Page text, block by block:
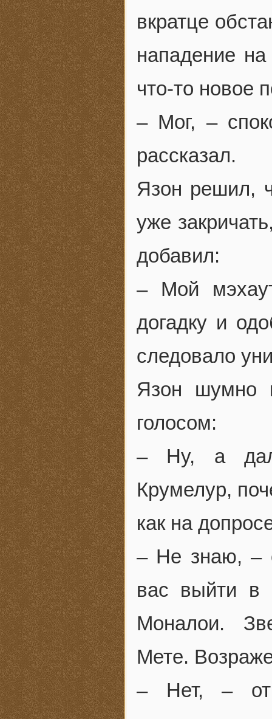
вкратце
нападение
что-то новое
– Мог, –
рассказал.
Язон решил,
уже
добавил:
– Мой
догадку и
следовало
Язон шумно
голосом:
– Ну, а
Крумелур,
как на
– Не знаю, –
вас выйти в
Моналои.
Мете.
– Нет, –